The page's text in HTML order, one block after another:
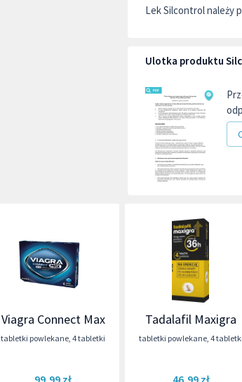
Lek Silcontrol należy
Ulotka produktu
Viagra Connect Max
tabletki powlekane ,4 tabletki
99,99 zł
Tadalafil Maxigra
tabletki powlekane, 4 tabletki
46,99 zł